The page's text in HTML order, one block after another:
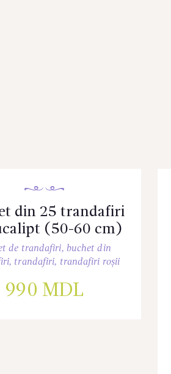
din 25 trandafiri
(50-60 cm)
de trandafiri, buchet din
, trandafiri, trandafiri roșii
990 MDL